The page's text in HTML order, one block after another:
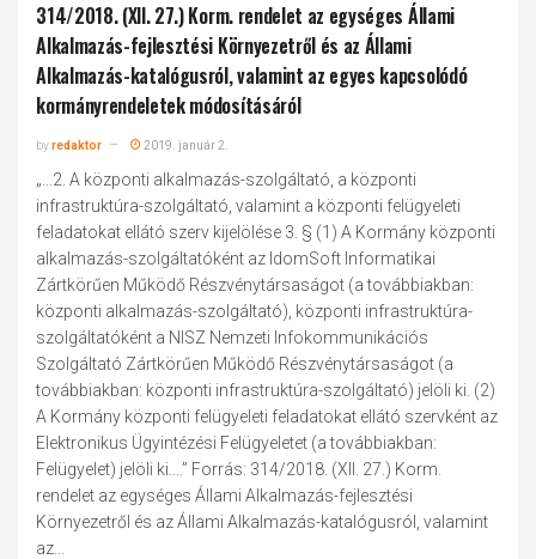
314/2018. (XII. 27.) Korm. rendelet az egységes Állami
Alkalmazás-fejlesztési Környezetről és az Állami
Alkalmazás-katalógusról, valamint az egyes kapcsolódó
kormányrendeletek módosításáról
byredaktor 2019. január 2.
„...2. A központi alkalmazás-szolgáltató, a központi
infrastruktúra-szolgáltató, valamint a központi felügyeleti
feladatokat ellátó szerv kijelölése 3. § (1) A Kormány központi
alkalmazás-szolgáltatóként az IdomSoft Informatikai
Zártkörűen Működő Részvénytársaságot (a továbbiakban:
központi alkalmazás-szolgáltató), központi infrastruktúra-
szolgáltatóként a NISZ Nemzeti Infokommunikációs
Szolgáltató Zártkörűen Működő Részvénytársaságot (a
továbbiakban: központi infrastruktúra-szolgáltató) jelöli ki. (2)
A Kormány központi felügyeleti feladatokat ellátó szervként az
Elektronikus Ügyintézési Felügyeletet (a továbbiakban:
Felügyelet) jelöli ki....” Forrás: 314/2018. (XII. 27.) Korm.
rendelet az egységes Állami Alkalmazás-fejlesztési
Környezetről és az Állami Alkalmazás-katalógusról, valamint
az...